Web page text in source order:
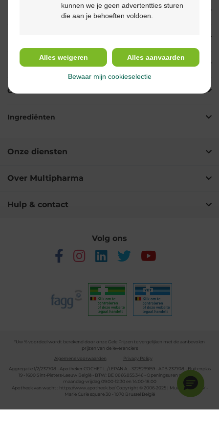
Indicaties
Gebruik
Ingrediënten
Onze diensten
Over Multipharma
Hulp & contact
Volg ons
*Uw % voordeel wordt berekend door onze Gele Prijzen te vergelijken met de aanbevolen
prijzen van de leveranciers
Algemene voorwaarden
Privacy Policy
Aggregatie 1/2/237708 - Apotheker COCHET L./LEPAN A. - 3225299159 - APB 237708 - Buitenplas
19 - 1600 Sint-Pieters-Leeuw België - BTW: BE 0866.855.346 - Openingsuren apotheek:
maandag-vrijdag 09:00-12:30 en 14:00-18:00
Apotheek van wacht :
https://www.apotheek.be/Copyright © 2006-2025 | Multipharma CV -
Marie Curie square 30 - 1070 Brussel België
kunnen we je geen advertentties sturen
die aan je behoeften voldoen.
Alles weigeren Alles aanvaarden
Bewaar mijn cookieselectie